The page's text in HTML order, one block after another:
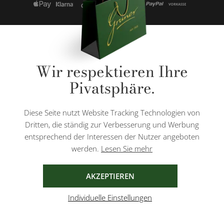
* Alle Preise inkl. gesetzl. Mehrwertsteuer zzgl.
Nachnahmegebühren, wenn nicht anders angegeben.
Diese Website ist durch reCAPTCHA geschützt und es gelten die
Wir respektieren Ihre
Pivatsphäre.
Diese Seite nutzt Website Tracking Technologien von
Dritten, die ständig zur Verbesserung und Werbung
entsprechend der Interessen der Nutzer angeboten
werden. Lesen Sie mehr
AKZEPTIEREN
Individuelle Einstellungen